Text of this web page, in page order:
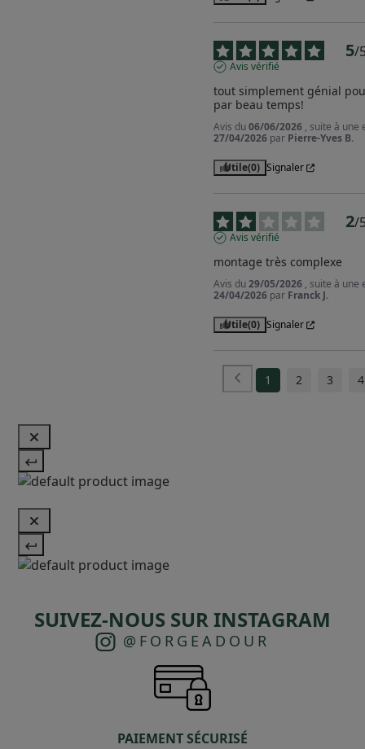
5/
Avis vérifié
tout simplement génial
par beau temps!
Avis du06/06/2026 , suite à une
27/04/2026 par Pierre-Yves B.
Utile(0) Signaler
2/
Avis vérifié
montage très complexe
Avis du29/05/2026 , suite à une
24/04/2026 par Franck J.
Utile(0) Signaler
1 2 3 4
SUIVEZ-NOUS SUR INSTAGRAM
@FORGEADOUR
PAIEMENT SÉCURISÉ